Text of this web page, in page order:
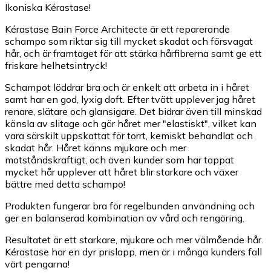
Ikoniska Kérastase!
Kérastase Bain Force Architecte är ett reparerande
schampo som riktar sig till mycket skadat och försvagat
hår, och är framtaget för att stärka hårfibrerna samt ge ett
friskare helhetsintryck!
Schampot löddrar bra och är enkelt att arbeta in i håret
samt har en god, lyxig doft. Efter tvätt upplever jag håret
renare, slätare och glansigare. Det bidrar även till minskad
känsla av slitage och gör håret mer "elastiskt", vilket kan
vara särskilt uppskattat för torrt, kemiskt behandlat och
skadat hår. Håret känns mjukare och mer
motståndskraftigt, och även kunder som har tappat
mycket hår upplever att håret blir starkare och växer
bättre med detta schampo!
Produkten fungerar bra för regelbunden användning och
ger en balanserad kombination av vård och rengöring.
Resultatet är ett starkare, mjukare och mer välmående hår.
Kérastase har en dyr prislapp, men är i många kunders fall
värt pengarna!